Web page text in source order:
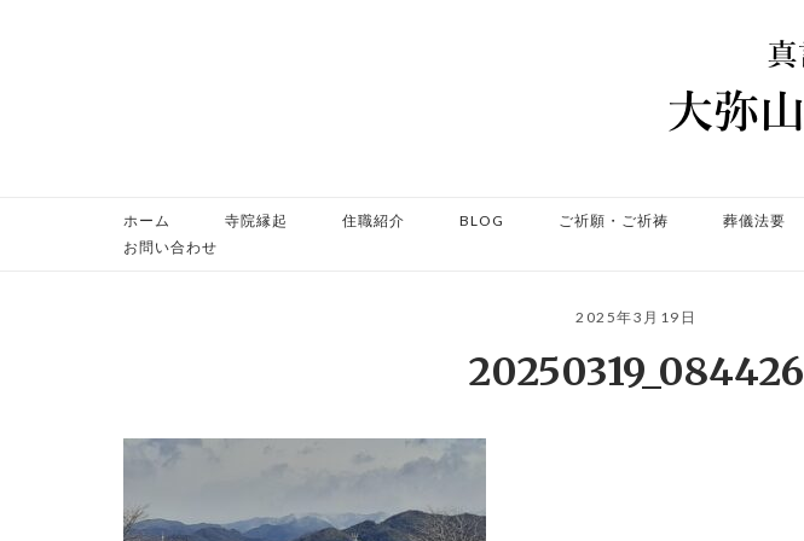
ホーム 寺院縁起 住職紹介 BLOG ご祈願・ご祈祷 葬儀法要
お問い合わせ
2025年3月19日
20250319_084426